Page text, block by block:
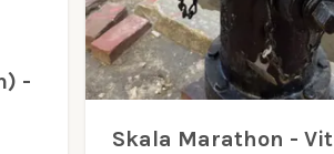
-
Skala Marathon - Vit